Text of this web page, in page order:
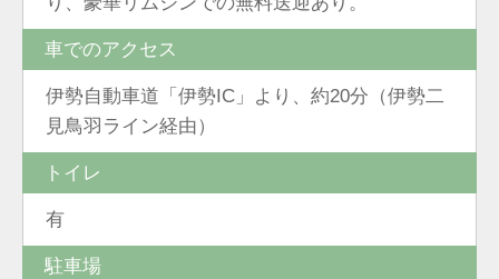
車でのアクセス
伊勢自動車道「伊勢IC」より、約20分（伊勢二
見鳥羽ライン経由）
トイレ
有
駐車場